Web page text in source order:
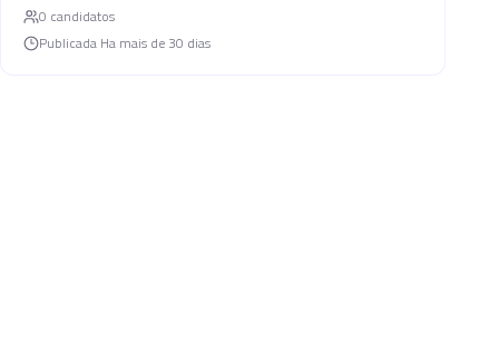
0 candidatos
Publicada Ha mais de 30 dias